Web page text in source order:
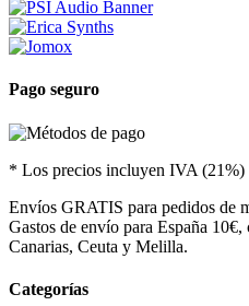
Pago seguro
* Los precios incluyen IVA (21%)
Envíos GRATIS para pedidos de
Gastos de envío para España
Canarias, Ceuta y Melilla.
Categorías